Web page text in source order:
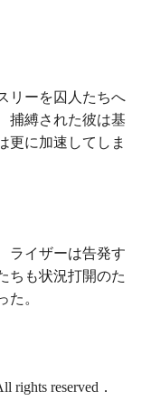
リーを囚人たちへ
捕縛された彼は基
更に加速してしま
ライザーは告発す
ちも状況打開のた
た。
rights reserved．